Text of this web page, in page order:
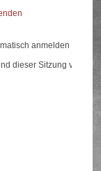
anmelden
dieser Sitzung